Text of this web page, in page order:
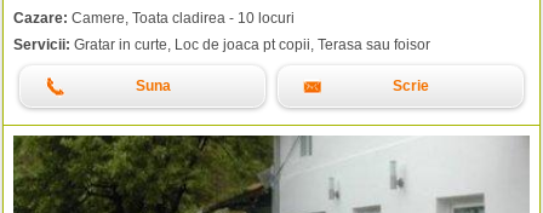
Cazare: Camere, Toata cladirea - 10 locuri
Servicii: Gratar in curte, Loc de joaca pt copii, Terasa sau foisor
Suna Scrie